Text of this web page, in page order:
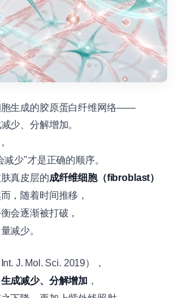
胞生成的胶原蛋白纤维网络——
少、分解增加。
少"才是正确的顺序。
真皮层的成纤维细胞（fibroblast）
，随着时间推移，
会逐渐被打破，
减少。
J. Mol. Sci. 2019），
成减少、分解增加 ，